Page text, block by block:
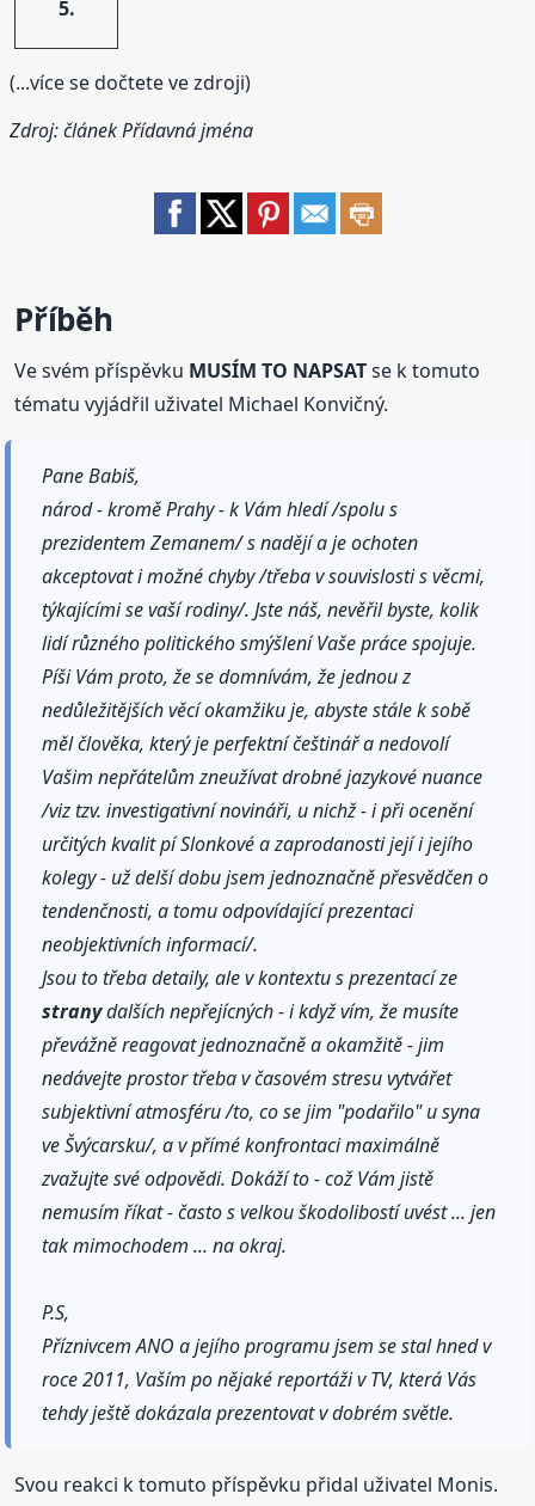
5.
(...více se dočtete ve zdroji)
Zdroj: článekPřídavná jména
Příběh
Ve svém příspěvku MUSÍM TO NAPSATse k tomuto
tématu vyjádřil uživatel Michael Konvičný.
Pane Babiš,
národ - kromě Prahy - k Vám hledí /spolu s
prezidentem Zemanem/ s nadějí a je ochoten
akceptovat i možné chyby /třeba v souvislosti s věcmi,
týkajícími se vaší rodiny/. Jste náš, nevěřil byste, kolik
lidí různého politického smýšlení Vaše práce spojuje.
Píši Vám proto, že se domnívám, že jednou z
nedůležitějších věcí okamžiku je, abyste stále k sobě
měl člověka, který je perfektní češtinář a nedovolí
Vašim nepřátelům zneužívat drobné jazykové nuance
/viz tzv. investigativní novináři, u nichž - i při ocenění
určitých kvalit pí Slonkové a zaprodanosti její i jejího
kolegy - už delší dobu jsem jednoznačně přesvědčen o
tendenčnosti, a tomu odpovídající prezentaci
neobjektivních informací/.
Jsou to třeba detaily, ale v kontextu s prezentací ze
stranydalších nepřejícných - i když vím, že musíte
převážně reagovat jednoznačně a okamžitě - jim
nedávejte prostor třeba v časovém stresu vytvářet
subjektivní atmosféru /to, co se jim "podařilo" u syna
ve Švýcarsku/, a v přímé konfrontaci maximálně
zvažujte své odpovědi. Dokáží to - což Vám jistě
nemusím říkat - často s velkou škodolibostí uvést ... jen
tak mimochodem ... na okraj.
P.S,
Příznivcem ANO a jejího programu jsem se stal hned v
roce 2011, Vaším po nějaké reportáži v TV, která Vás
tehdy ještě dokázala prezentovat v dobrém světle.
Svou reakci k tomuto příspěvku přidal uživatel Monis.